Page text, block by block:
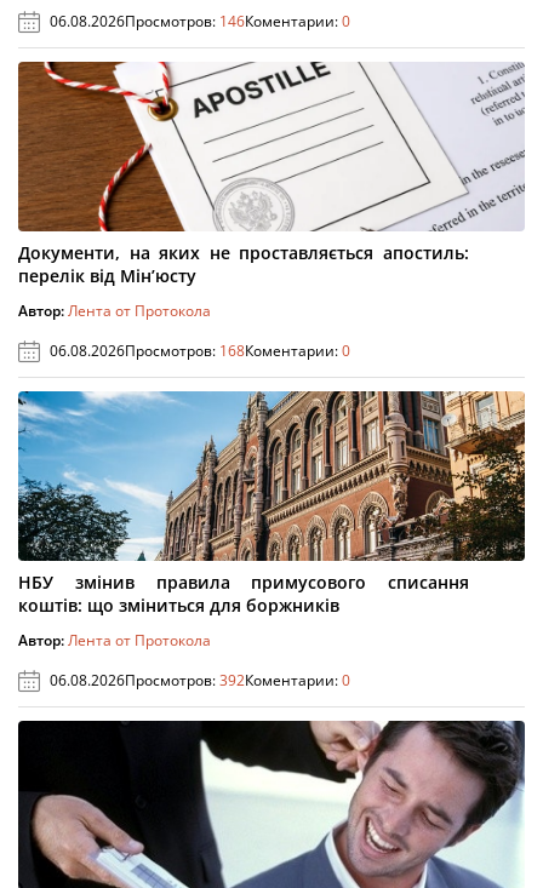
06.08.2026Просмотров: 146Коментарии:0
Документи, на яких не проставляється апостиль:
перелік від Мін’юсту
Автор:Лента от Протокола
06.08.2026Просмотров: 168Коментарии:0
НБУ змінив правила примусового списання
коштів: що зміниться для боржників
Автор:Лента от Протокола
06.08.2026Просмотров:392Коментарии:0